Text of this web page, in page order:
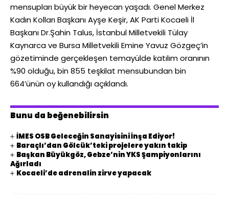
mensupları büyük bir heyecan yaşadı. Genel Merkez
Kadın Kolları Başkanı Ayşe Keşir, AK Parti Kocaeli İl
Başkanı Dr.Şahin Talus, İstanbul Milletvekili Tülay
Kaynarca ve Bursa Milletvekili Emine Yavuz Gözgeç’in
gözetiminde gerçekleşen temayülde katılım oranının
%90 olduğu, bin 855 teşkilat mensubundan bin
664’ünün oy kullandığı açıklandı.
Bunu da beğenebilirsin
İMES OSB Geleceğin Sanayisini İnşa Ediyor!
Baraçlı’dan Gölcük’teki projelere yakın takip
Başkan Büyükgöz, Gebze’nin YKS Şampiyonlarını
Ağırladı
Kocaeli’de adrenalin zirve yapacak